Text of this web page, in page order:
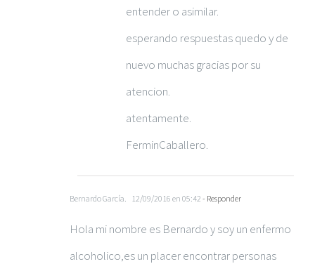
entender o asimilar.
esperando respuestas quedo y de
nuevo muchas gracias por su
atencion.
atentamente.
FerminCaballero.
Bernardo García. 12/09/2016 en 05:42 - Responder
Hola mi nombre es Bernardo y soy un enfermo
alcoholico,es un placer encontrar personas